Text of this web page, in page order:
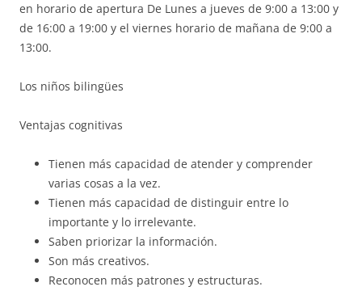
en horario de apertura De Lunes a jueves de 9:00 a 13:00 y
de 16:00 a 19:00 y el viernes horario de mañana de 9:00 a
13:00.
Los niños bilingües
Ventajas cognitivas
Tienen más capacidad de atender y comprender
varias cosas a la vez.
Tienen más capacidad de distinguir entre lo
importante y lo irrelevante.
Saben priorizar la información.
Son más creativos.
Reconocen más patrones y estructuras.